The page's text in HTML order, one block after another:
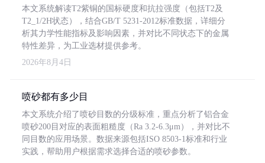
本文系统解读T2紫铜的国标硬度和抗拉强度（包括T2及
T2_1/2H状态），结合GB/T 5231-2012标准数据，详细分
析其力学性能指标及影响因素，并对比不同状态下的金属
特性差异，为工业选材提供参考。
2026年8月4日
喷砂都有多少目
本文系统介绍了喷砂目数的分级标准，重点分析了铝合金
喷砂200目对应的表面粗糙度（Ra 3.2-6.3μm），并对比不
同目数的应用场景。数据来源包括ISO 8503-1标准和行业
实践，帮助用户根据需求选择合适的喷砂参数。